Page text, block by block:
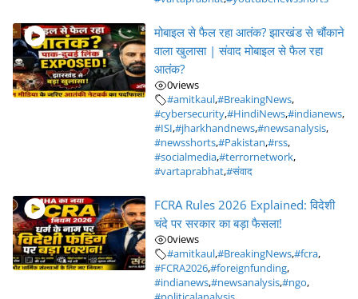
मोबाइल से फैल रहा आतंक? झारखंड से चौंकाने
वाला खुलासा | संवाद मोबाइल से फैल रहा
आतंक?
0views
#amitkaul,#BreakingNews,
#cybersecurity,#HindiNews,#indianews,
#ISI,#jharkhandnews,#newsanalysis,
#newsshorts,#Pakistan,#rss,
#socialmedia,#terrornetwork,
#vartaprabhat,#संवाद
FCRA Rules 2026 Explained: विदेशी
चंदे पर सरकार का बड़ा फैसला!
0views
#amitkaul,#BreakingNews,#fcra,
#FCRA2026,#foreignfunding,
#indianews,#newsanalysis,#ngo,